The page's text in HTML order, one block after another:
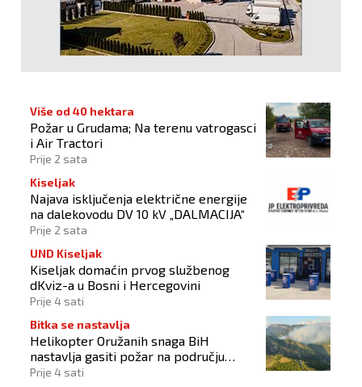
Više od 40 hektara
Požar u Grudama; Na terenu vatrogasci
i Air Tractori
Prije 2 sata
Kiseljak
Najava isključenja električne energije
na dalekovodu DV 10 kV „DALMACIJA“
Prije 2 sata
UND Kiseljak
Kiseljak domaćin prvog službenog
dKviz-a u Bosni i Hercegovini
Prije 4 sati
Bitka se nastavlja
Helikopter Oružanih snaga BiH
nastavlja gasiti požar na području
Konjica
Prije 4 sati